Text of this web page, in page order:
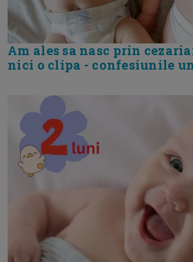
Am ales sa nasc prin
nici o clipa - confesiunile